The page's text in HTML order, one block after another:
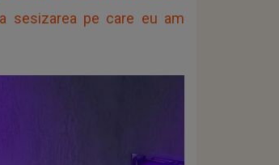
sesizarea pe care eu am